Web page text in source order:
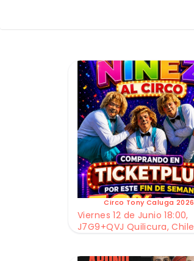
Circo Tony Caluga 2026
Viernes 12 de Junio 18:00,
J7G9+QVJ Quilicura, Chile